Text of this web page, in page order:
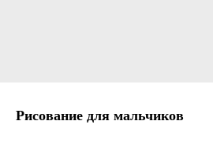
Рисование для мальчиков